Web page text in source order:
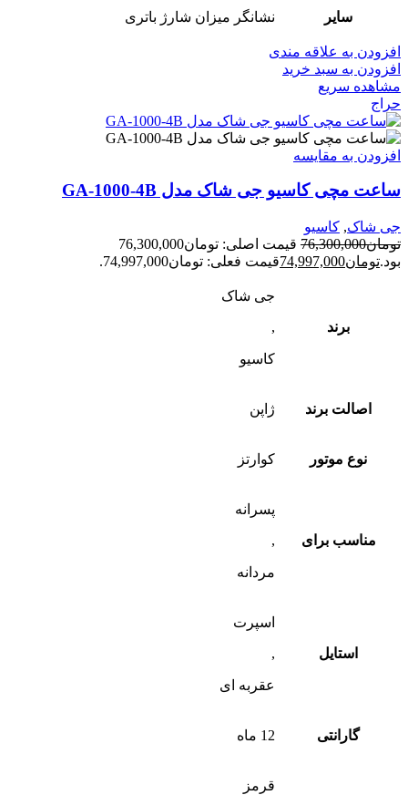
سایر نشانگر میزان شارژ باتری
افزودن به علاقه مندی
افزودن به سبد خرید
مشاهده سریع
حراج
افزودن به مقایسه
ساعت مچی کاسیو جی شاک مدل GA-1000-4B
جی شاک, کاسیو
تومان76,300,000
قیمت اصلی: تومان76,300,000
بود.تومان74,997,000قیمت فعلی: تومان74,997,000.
برند
جی شاک
,
کاسیو
اصالت برند ژاپن
نوع موتور کوارتز
مناسب برای
پسرانه
,
مردانه
استایل
اسپرت
,
عقربه ای
گارانتی 12 ماه
قرمز